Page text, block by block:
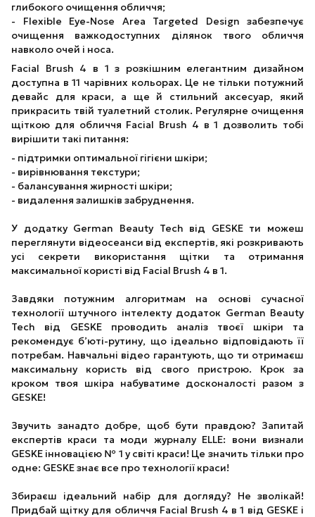
глибокого очищення обличчя;
- Flexible Eye-Nose Area Targeted Design забезпечує
очищення важкодоступних ділянок твого обличчя
навколо очей і носа.
Facial Brush 4 в 1 з розкішним елегантним дизайном
доступна в 11 чарівних кольорах. Це не тільки потужний
девайс для краси, а ще й стильний аксесуар, який
прикрасить твій туалетний столик. Регулярне очищення
щіткою для обличчя Facial Brush 4 в 1 дозволить тобі
вирішити такі питання:
- підтримки оптимальної гігієни шкіри;
- вирівнювання текстури;
- балансування жирності шкіри;
- видалення залишків забруднення.
У додатку German Beauty Tech від GESKE ти можеш
переглянути відеосеанси від експертів, які розкривають
усі секрети використання щітки та отримання
максимальної користі від Facial Brush 4 в 1.
Завдяки потужним алгоритмам на основі сучасної
технології штучного інтелекту додаток German Beauty
Tech від GESKE проводить аналіз твоєї шкіри та
рекомендує б’юті-рутину, що ідеально відповідають її
потребам. Навчальні відео гарантують, що ти отримаєш
максимальну користь від свого пристрою. Крок за
кроком твоя шкіра набуватиме досконалості разом з
GESKE!
Звучить занадто добре, щоб бути правдою? Запитай
експертів краси та моди журналу ELLE: вони визнали
GESKE інновацією № 1 у світі краси! Це значить тільки про
одне: GESKE знає все про технології краси!
Збираєш ідеальний набір для догляду? Не зволікай!
Придбай щітку для обличчя Facial Brush 4 в 1 від GESKE і